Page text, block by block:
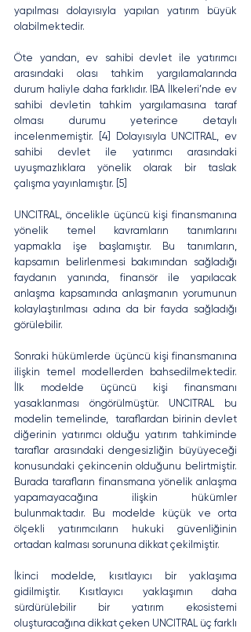
yapılması dolayısıyla yapılan yatırım büyük
olabilmektedir.
Öte yandan, ev sahibi devlet ile yatırımcı
arasındaki olası tahkim yargılamalarında
durum haliyle daha farklıdır. IBA İlkeleri’nde ev
sahibi devletin tahkim yargılamasına taraf
olması durumu yeterince detaylı
incelenmemiştir. [4] Dolayısıyla UNCITRAL, ev
sahibi devlet ile yatırımcı arasındaki
uyuşmazlıklara yönelik olarak bir taslak
çalışma yayınlamıştır. [5]
UNCITRAL, öncelikle üçüncü kişi finansmanına
yönelik temel kavramların tanımlarını
yapmakla işe başlamıştır. Bu tanımların,
kapsamın belirlenmesi bakımından sağladığı
faydanın yanında, finansör ile yapılacak
anlaşma kapsamında anlaşmanın yorumunun
kolaylaştırılması adına da bir fayda sağladığı
görülebilir.
Sonraki hükümlerde üçüncü kişi finansmanına
ilişkin temel modellerden bahsedilmektedir.
İlk modelde üçüncü kişi finansmanı
yasaklanması öngörülmüştür. UNCITRAL bu
modelin temelinde,  taraflardan birinin devlet
diğerinin yatırımcı olduğu yatırım tahkiminde
taraflar arasındaki dengesizliğin büyüyeceği
konusundaki çekincenin olduğunu belirtmiştir.
Burada tarafların finansmana yönelik anlaşma
yapamayacağına ilişkin hükümler
bulunmaktadır. Bu modelde küçük ve orta
ölçekli yatırımcıların hukuki güvenliğinin
ortadan kalması sorununa dikkat çekilmiştir.
İkinci modelde, kısıtlayıcı bir yaklaşıma
gidilmiştir. Kısıtlayıcı yaklaşımın daha
sürdürülebilir bir yatırım ekosistemi
oluşturacağına dikkat çeken UNCITRAL üç farklı